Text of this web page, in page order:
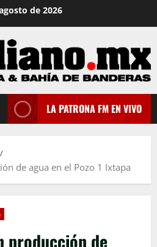
de 2026
LA PATRONA FM EN VIVO
de agua en el Pozo 1 Ixtapa
producción de